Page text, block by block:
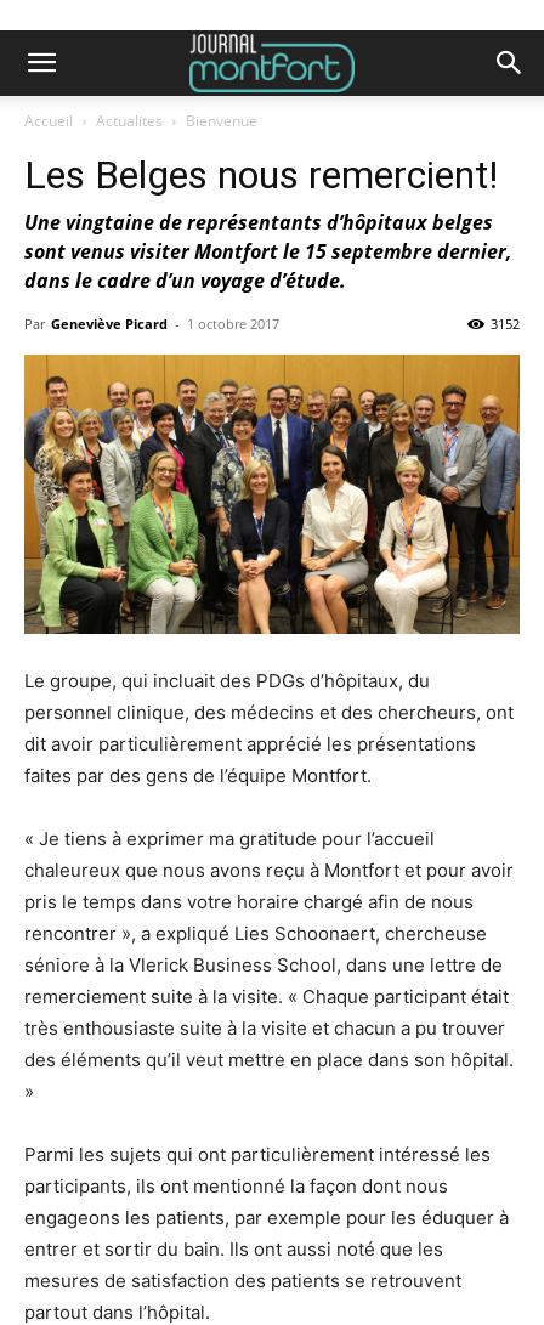
Accueil Actualites Bienvenue
Les Belges nous remercient!
Une vingtaine de représentants d’hôpitaux belges
sont venus visiter Montfort le 15 septembre dernier,
dans le cadre d’un voyage d’étude.
Par Geneviève Picard - 1 octobre 2017 3152
Le groupe, qui incluait des PDGs d’hôpitaux, du
personnel clinique, des médecins et des chercheurs, ont
dit avoir particulièrement apprécié les présentations
faites par des gens de l’équipe Montfort.
« Je tiens à exprimer ma gratitude pour l’accueil
chaleureux que nous avons reçu à Montfort et pour avoir
pris le temps dans votre horaire chargé afin de nous
rencontrer », a expliqué Lies Schoonaert, chercheuse
séniore à la Vlerick Business School, dans une lettre de
remerciement suite à la visite. « Chaque participant était
très enthousiaste suite à la visite et chacun a pu trouver
des éléments qu’il veut mettre en place dans son hôpital.
»
Parmi les sujets qui ont particulièrement intéressé les
participants, ils ont mentionné la façon dont nous
engageons les patients, par exemple pour les éduquer à
entrer et sortir du bain. Ils ont aussi noté que les
mesures de satisfaction des patients se retrouvent
partout dans l’hôpital.